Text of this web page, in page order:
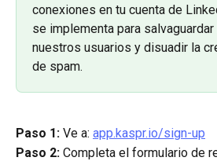
conexiones en tu cuenta de
se implementa para
nuestros usuarios y disuadir la
de spam.
Paso 1: Ve a: app.kaspr.io/sign-up
Paso 2: Completa el formulario de